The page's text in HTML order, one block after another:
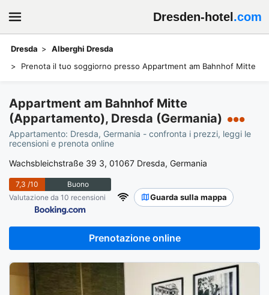
Dresden-hotel .com
Dresda
Alberghi Dresda
Prenota il tuo soggiorno presso Appartment am Bahnhof Mitte
Appartment am Bahnhof Mitte
(Appartamento), Dresda (Germania)
●●●
Appartamento: Dresda, Germania - confronta i prezzi, leggi le
recensioni e prenota online
Wachsbleichstraße 39 3, 01067 Dresda, Germania
7,3 /10
Buono
Valutazione da 10 recensioni
Guarda sulla mappa
Prenotazione online